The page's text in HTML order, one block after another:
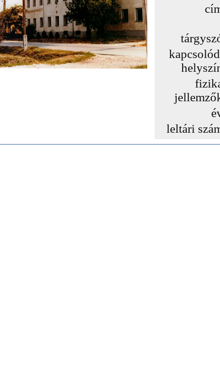
leltári